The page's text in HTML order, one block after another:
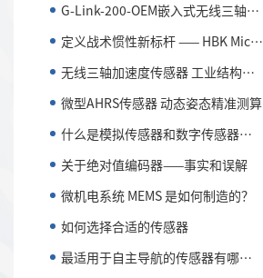
G-Link-200-OEM嵌入式无线三轴加速度传感器 全工况振...
定义战术惯性新标杆 —— HBK MicroStrain 3DM-CV7-AH...
无线三轴加速度传感器 工业结构与设备振动监测利器
微型AHRS传感器 动态姿态精准测算
什么是模拟传感器和数字传感器？以及它们的主要区别
关于绝对值编码器——事实和误解
微机电系统 MEMS 是如何制造的？
如何选择合适的传感器
最适用于自主导航的传感器有哪些？